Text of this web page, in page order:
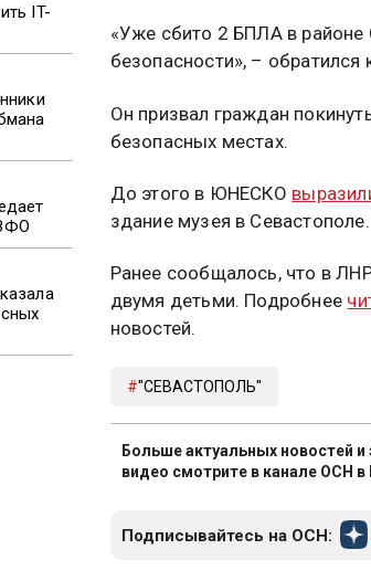
IT-
«Уже сбито 2 БПЛА в районе
безопасности», –
Он призвал граждан
безопасных местах.
До этого в ЮНЕСКО
здание музея в Севастополе.
Ранее сообщалось, что в
двумя детьми. Подробнее
новостей.
"СЕВАСТОПОЛЬ"
Больше актуальных новостей
видео смотрите в канале ОСН в
Подписывайтесь на ОСН: